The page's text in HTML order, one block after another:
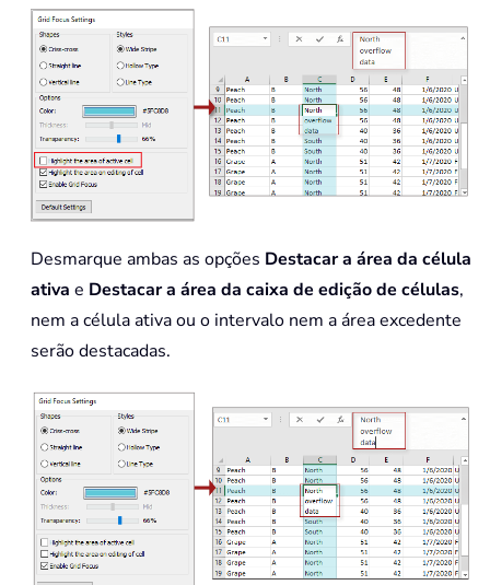
Desmarque ambas as opções Destacar a área da célula
ativa e Destacar a área da caixa de edição de células,
nem a célula ativa ou o intervalo nem a área excedente
serão destacadas.